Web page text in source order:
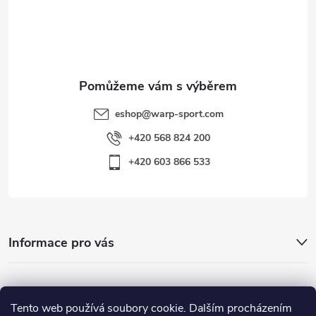
Tento web používá soubory cookie. Dalším procházením
eshop@warp-sport.com
+420 568 824 200
+420 603 866 533
Informace pro vás
Nejhledanější